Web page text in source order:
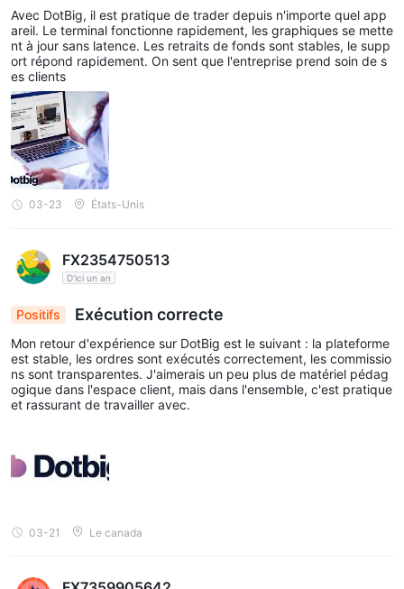
Avec DotBig, il est pratique de trader depuis n'importe quel app
areil. Le terminal fonctionne rapidement, les graphiques se mette
nt à jour sans latence. Les retraits de fonds sont stables, le supp
ort répond rapidement. On sent que l'entreprise prend soin de s
es clients
03-23 États-Unis
FX2354750513
D'ici un an
Positifs Exécution correcte
Mon retour d'expérience sur DotBig est le suivant : la plateforme
est stable, les ordres sont exécutés correctement, les commissio
ns sont transparentes. J'aimerais un peu plus de matériel pédag
ogique dans l'espace client, mais dans l'ensemble, c'est pratique
et rassurant de travailler avec.
03-21 Le canada